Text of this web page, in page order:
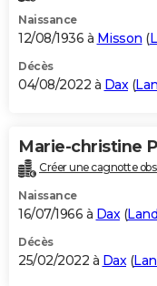
Naissance
12/08/1936 à Misson (
Décès
04/08/2022 à Dax(
Marie-christine
Créer une cagnotte
Naissance
16/07/1966 à Dax(
Décès
25/02/2022 à Dax(